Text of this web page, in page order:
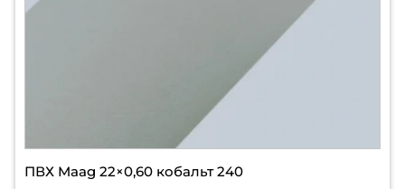
ПВХ Maag 22×0,60 кобальт 240